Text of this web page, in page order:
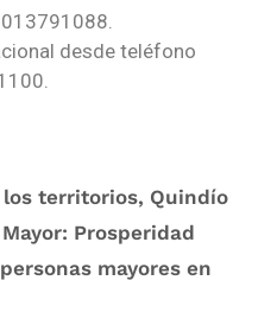
desde teléfono
los territorios, Quindío
Prosperidad
mayores en